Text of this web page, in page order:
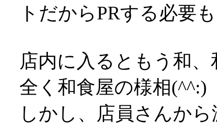
トだからPRする必要
店内に入るともう和
全く和食屋の様相(^^:)
しかし、店員さんか